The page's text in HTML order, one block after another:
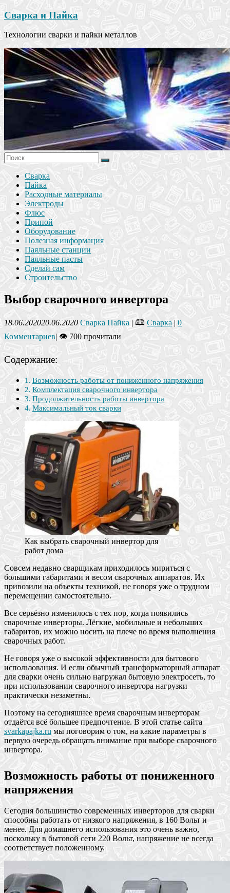
Сварка и Пайка
Технологии сварки и пайки металлов
Сварка
Пайка
Расходные материалы
Электроды
Флюс
Припой
Оборудование
Полезная информация
Паяльные станции
Паяльные пасты
Сделай сам
Строительство
Выбор сварочного инвертора
18.06.202020.06.2020 Сварка Пайка | 🕮 Сварка |0
Комментариев| 👁 700 прочитали
Содержание:
Возможность работы от пониженного напряжения
Комплектация сварочного инвертора
Продолжительность работы инвертора
Максимальный ток сварки
Как выбрать сварочный инвертор для
работ дома
Совсем недавно сварщикам приходилось мириться с
большими габаритами и весом сварочных аппаратов. Их
привозили на объекты техникой, не говоря уже о трудном
перемещении самостоятельно.
Все серьёзно изменилось с тех пор, когда появились
сварочные инверторы. Лёгкие, мобильные и небольших
габаритов, их можно носить на плече во время выполнения
сварочных работ.
Не говоря уже о высокой эффективности для бытового
использования. И если обычный трансформаторный аппарат
для сварки очень сильно нагружал бытовую электросеть, то
при использовании сварочного инвертора нагрузки
практически незаметны.
Поэтому на сегодняшнее время сварочным инверторам
отдаётся всё большее предпочтение. В этой статье сайта
svarkapajka.ru мы поговорим о том, на какие параметры в
первую очередь обращать внимание при выборе сварочного
инвертора.
Возможность работы от пониженного
напряжения
Сегодня большинство современных инверторов для сварки
способны работать от низкого напряжения, в 160 Вольт и
менее. Для домашнего использования это очень важно,
поскольку в бытовой сети 220 Вольт, напряжение не всегда
соответствует положенному.